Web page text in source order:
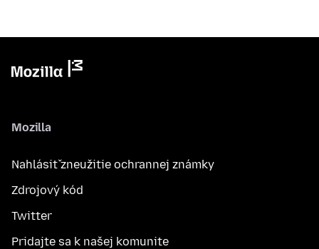
Mozilla
Nahlásiť zneužitie ochrannej známky
Zdrojový kód
Twitter
Pridajte sa k našej komunite